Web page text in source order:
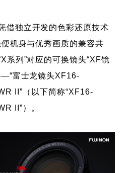
借独立开发的色彩还原技术
便机身与优秀画质的兼容共
系列”对应的可换镜头“XF镜
富士龙镜头XF16-
II”（以下简称“XF16-
II”）。